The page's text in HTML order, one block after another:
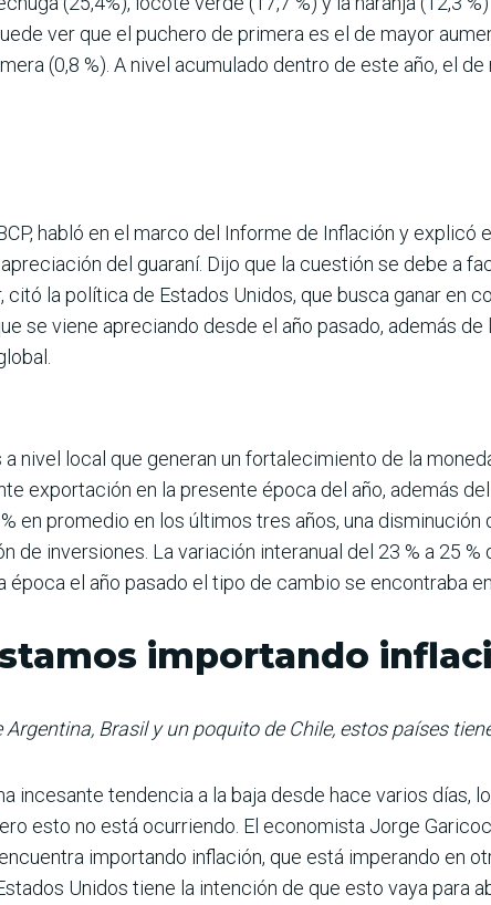
ver que el puchero de primera es el de mayor
(0,8 %). A nivel acu­mulado dentro de este año, el
habló en el marco del Informe de Inflación y explicó
del guaraní. Dijo que la cuestión se debe a
citó la política de Estados Unidos, que busca ganar en
se viene apreciando desde el año pasado, además
nivel local que gene­ran un fortalecimiento de la
exportación en la presente época del año, ade­más
en promedio en los últimos tres años, una
de inversiones. La variación inte­ranual del 23 % a 25
el año pasado el tipo de cambio se encontraba
importando
Brasil y un poquito de Chile, estos países
incesante tendencia a la baja desde hace varios días,
esto no está ocurriendo. El econo­mista Jorge
importando infla­ción, que está imperando en
Uni­dos tiene la intención de que esto vaya para